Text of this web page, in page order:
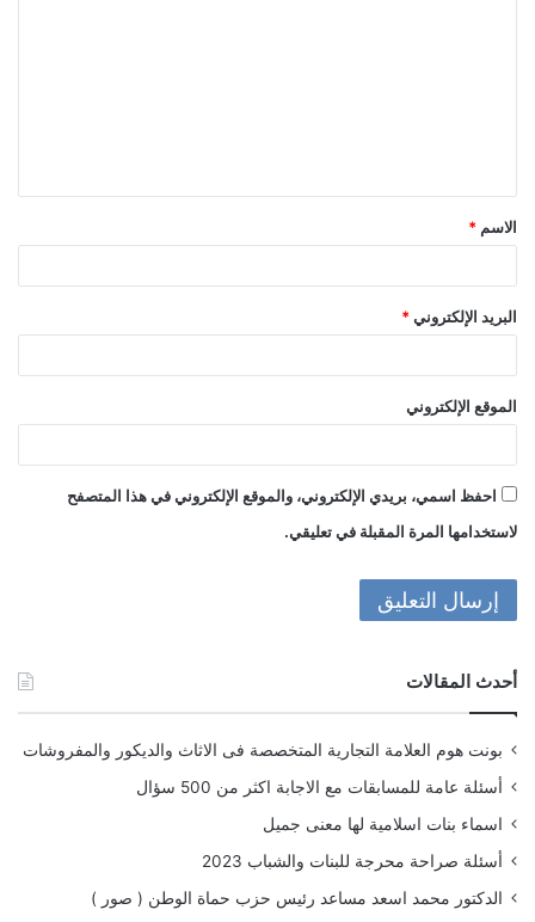
ق
*
الاسم *
البريد الإلكتروني *
الموقع الإلكتروني
احفظ اسمي، بريدي الإلكتروني، والموقع الإلكتروني في هذا المتصفح
لاستخدامها المرة المقبلة في تعليقي.
أحدث المقالات
بونت هوم العلامة التجارية المتخصصة فى الاثاث والديكور والمفروشات
أسئلة عامة للمسابقات مع الاجابة اكثر من 500 سؤال
اسماء بنات اسلامية لها معنى جميل
أسئلة صراحة محرجة للبنات والشباب 2023
الدكتور محمد اسعد مساعد رئيس حزب حماة الوطن ( صور )